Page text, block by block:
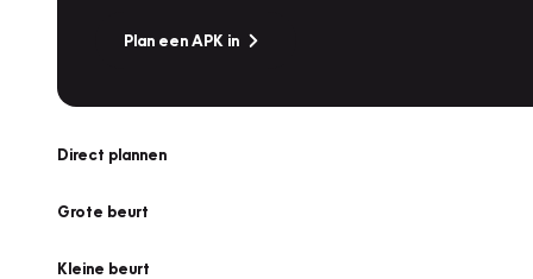
Plan een APK in
Direct plannen
Grote beurt
Kleine beurt